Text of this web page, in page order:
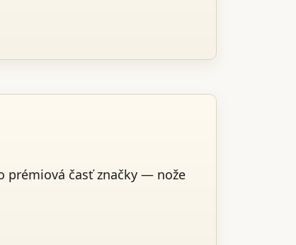
prémiová časť značky — nože